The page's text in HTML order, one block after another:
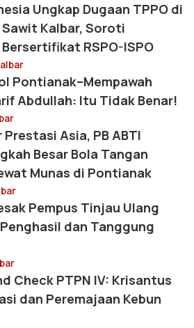
Ungkap Dugaan TPPO di
Kalbar, Soroti
RSPO-ISPO
Pontianak–Mempawah
Abdullah: Itu Tidak Benar!
Prestasi Asia, PB ABTI
Besar Bola Tangan
Munas di Pontianak
Pempus Tinjau Ulang
Penghasil dan Tanggung
Check PTPN IV: Krisantus
dan Peremajaan Kebun